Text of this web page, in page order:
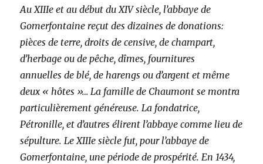
Au XIIIe et au début du XIV siècle, l’abbaye de
Gomerfontaine reçut des dizaines de donations:
pièces de terre, droits de censive, de champart,
d’herbage ou de pêche, dîmes, fournitures
annuelles de blé, de harengs ou d’argent et même
deux « hôtes »… La famille de Chaumont se montra
particulièrement généreuse. La fondatrice,
Pétronille, et d’autres élirent l’abbaye comme lieu de
sépulture. Le XIIIe siècle fut, pour l’abbaye de
Gomerfontaine, une période de prospérité. En 1434,